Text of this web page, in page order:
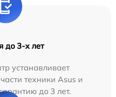
до 3-х лет
устанавливает
техники Asus и
до 3 лет.